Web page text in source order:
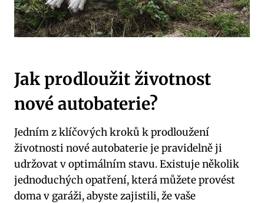
Jak prodloužit životnost
nové autobaterie?
Jedním z klíčových kroků k prodloužení
životnosti nové autobaterie je pravidelně ji
udržovat v optimálním stavu. Existuje několik
jednoduchých opatření, která můžete provést
doma v garáži, abyste zajistili, že vaše